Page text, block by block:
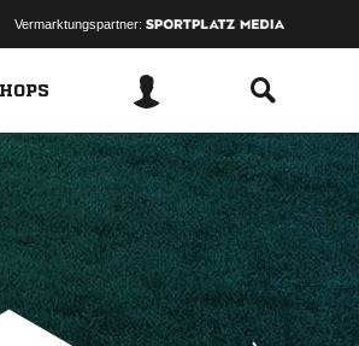
Vermarktungspartner: